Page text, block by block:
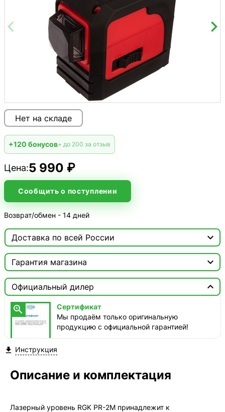
Нет на складе
+120 бонусов+ до 200 за отзыв
Цена:5 990 ₽
Сообщить о поступлении
Возврат/обмен - 14 дней
Доставка по всей России 

Доставка этого товара недоступна
Гарантия магазина

Сертификат
Мы продаём только оригинальную продукцию с
официальной гарантией!
Официальный дилер


Сертификат
Мы продаём только оригинальную
продукцию с официальной гарантией!
 Инструкция
Описание и комплектация
Лазерный уровень RGK PR-2M принадлежит к